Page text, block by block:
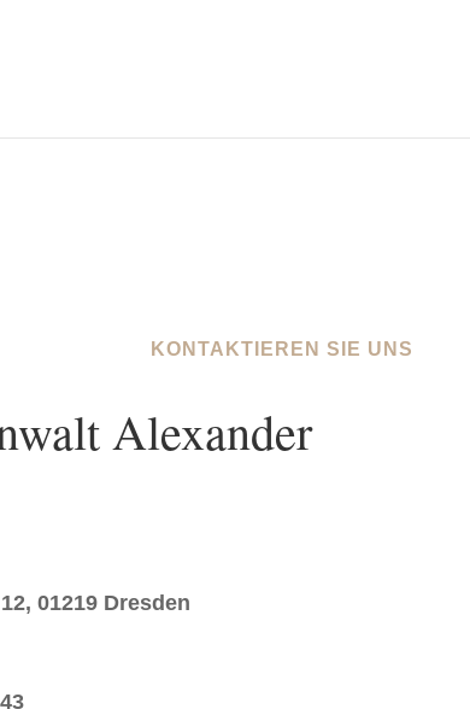
KONTAKTIEREN SIE UNS
Alexander
01219 Dresden